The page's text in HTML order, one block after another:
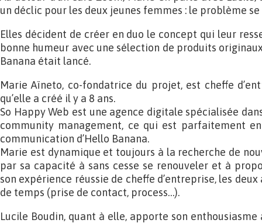
un déclic pour les deux jeunes femmes : le problème
Elles décident de créer en duo le concept qui leur
bonne humeur avec une sélection de produits
Banana était lancé.
Marie Aïneto, co-fondatrice du projet, est cheffe
qu’elle a créé il y a 8 ans.
So Happy Web est une agence digitale spécialisée
community management, ce qui est parfaitement
communication d’Hello Banana.
Marie est dynamique et toujours à la recherche de
par sa capacité à sans cesse se renouveler et à
son expérience réussie de cheffe d’entreprise, les
de temps (prise de contact, process…).
Lucile Boudin, quant à elle, apporte son